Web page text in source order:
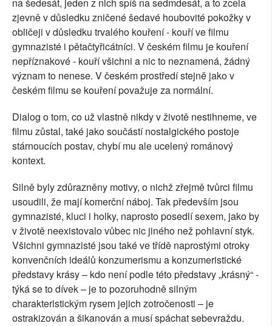
na šedesát, jeden z nich spíš na sedmdesát, a to zcela
zjevně v důsledku zničené šedavé houbovité pokožky v
obličeji v důsledku trvalého kouření - kouří ve filmu
gymnazisté i pětačtyřicátníci. V českém filmu je kouření
nepříznakové - kouří všichni a nic to neznamená, žádný
význam to nenese. V českém prostředí stejně jako v
českém filmu se kouření považuje za normální.
Dialog o tom, co už vlastně nikdy v životě nestihneme, ve
filmu zůstal, také jako součástí nostalgického postoje
stárnoucích postav, chybí mu ale ucelený románový
kontext.
Silně byly zdůrazněny motivy, o nichž zřejmě tvůrci filmu
usoudili, že mají komerční náboj. Tak především jsou
gymnazisté, kluci i holky, naprosto posedlí sexem, jako by
v životě neexistovalo vůbec nic jiného než pohlavní styk.
Všichni gymnazisté jsou také ve třídě naprostými otroky
konvenčních ideálů konzumerismu a konzumeristické
představy krásy – kdo není podle této představy „krásný“ -
týká se to dívek – je to pozoruhodně silným
charakteristickým rysem jejich zotročenosti – je
ostrakizován a šikanován a musí spáchat sebevraždu.